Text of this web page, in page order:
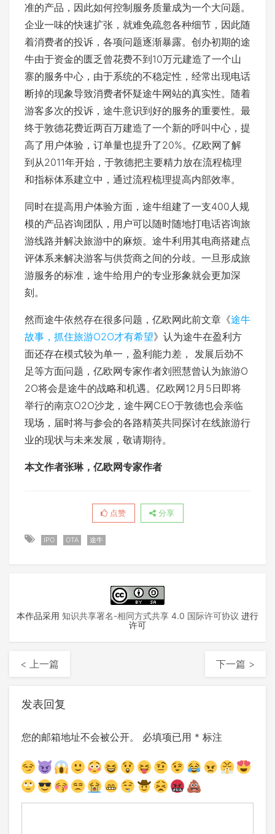
准的产品，因此如何控制服务质量成为一个大问题。
企业一味的快速扩张，就难免疏忽各种细节，因此随
着消费者的投诉，各项问题逐渐暴露。创办初期的途
牛由于资金的匮乏曾花费不到10万元建造了一个山
寨的服务中心，由于系统的不稳定性，经常出现电话
断掉的现象导致消费者怀疑途牛网站的真实性。随着
游客多次的投诉，途牛意识到好的服务的重要性。最
终于敦德花费近两百万建造了一个新的呼叫中心，提
高了用户体验，订单量也提升了20%。亿欧网了解
到从2011年开始，于敦德把主要精力放在流程梳理
和指标体系建立中，通过流程梳理提高内部效率。
同时在提高用户体验方面，途牛组建了一支400人规
模的产品咨询团队，用户可以随时随地打电话咨询旅
游线路并解决旅游中的麻烦。途牛利用其电商搭建点
评体系来解决游客与供货商之间的分歧。一旦形成旅
游服务的标准，途牛给用户的专业形象就会更加深
刻。
然而途牛依然存在很多问题，亿欧网此前文章《途牛
故事，抓住旅游O2O才有希望》认为途牛在盈利方
面还存在模式较为单一，盈利能力差， 发展后劲不
足等方面问题，亿欧网专家作者刘照慧曾认为旅游O
2O将会是途牛的战略和机遇。亿欧网12月5日即将
举行的南京O2O沙龙，途牛网CEO于敦德也会亲临
现场，届时将与参会的各路精英共同探讨在线旅游行
业的现状与未来发展，敬请期待。
本文作者张琳，亿欧网专家作者
点赞 分享
IPO OTA 途牛
本作品采用 知识共享署名-相同方式共享 4.0 国际许可协议 进行
许可
< 上一篇 下一篇 >
发表回复
您的邮箱地址不会被公开。 必填项已用 * 标注